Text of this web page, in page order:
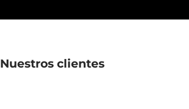
Nuestros clientes